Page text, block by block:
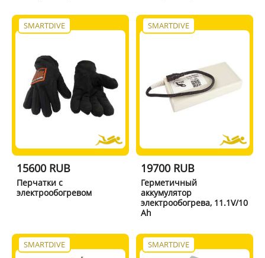
SMARTDIVE
15600 RUB
Перчатки с
электрообогревом
SMARTDIVE
19700 RUB
Герметичный
аккумулятор
электрообогрева, 11.1V/10
Ah
SMARTDIVE SMARTDIVE